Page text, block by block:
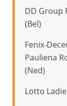
DD Group
(Bel)
Fenix-
Pauliena
(Ned)
Lotto